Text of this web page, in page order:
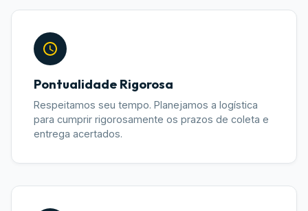
Pontualidade Rigorosa
Respeitamos seu tempo. Planejamos a logística
para cumprir rigorosamente os prazos de coleta e
entrega acertados.